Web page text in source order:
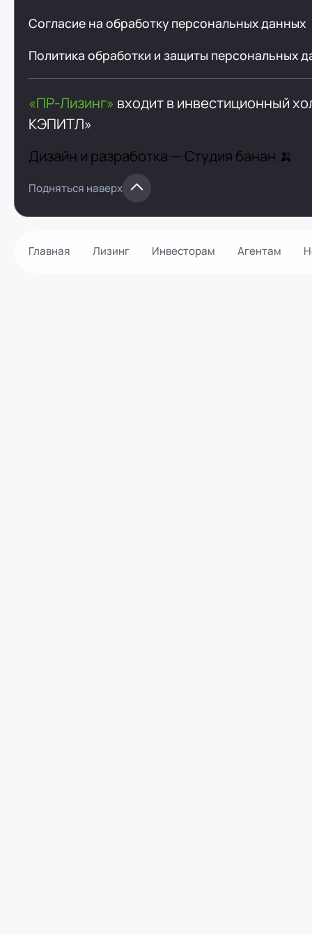
Главная Лизинг Инвесторам Агентам
Согласие на обработку персональных данных
Политика обработки и защиты персональных
«ПР-Лизинг» входит в инвестиционный
КЭПИТЛ»
Дизайн и разработка — Студия банан 🍌
Подняться наверх